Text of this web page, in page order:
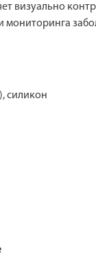
визуально
мониторинга
силикон